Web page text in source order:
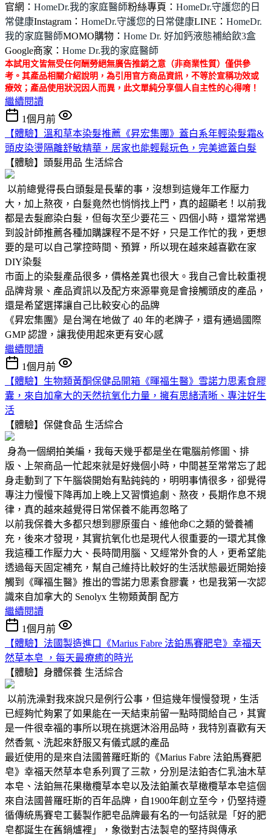
官網： HomeDr.我的家庭醫師粉絲專頁： HomeDr.守護您的日
常健康Instagram： HomeDr.守護您的日常健康LINE： HomeDr.
我的家庭醫師MOMO購物： Home Dr. 好加鈣液態補給飲3盒
Google商家： Home Dr.我的家庭醫師
本試用文皆無受任何酬勞絕無廣告推銷之意（非商業性質）僅供參
考。其產品相關介紹說明，為引用官方商品資訊，不等於宣稱功效或
療效；產品使用狀況因人而異，此文單純分享個人自主性的心得唷！
繼續閱讀
1個月前
【體驗】溫和草本染髮推薦《昇宏集團》蓋白系年輕染髮霜&
頭皮染燙隔離舒敏精華，居家也能輕鬆玩色，完美遮蓋白髮
【體驗】頭髮用品 生活綜合
以前總覺得長白頭髮是長輩的事，沒想到這幾年工作壓力
大，加上熬夜，白髮竟然也悄悄找上門，真的超顯老！以前我
都是去髮廊染白髮，但每次至少要花三、四個小時，還常常遇
到設計師推薦各種加購課程不是不好，只是工作忙的我，更想
要的是可以自己掌控時間、預算，所以現在越來越喜歡在家
DIY染髮
市面上的染髮產品很多，價格差異也很大。我自己會比較重視
品牌背景、產品資訊以及配方來源畢竟是會接觸頭皮的產品，
還是希望選擇讓自己比較安心的品牌
《昇宏集團》是台灣在地做了 40 年的老牌子，還有通過國際
GMP 認證，讓我使用起來更有安心感
繼續閱讀
1個月前
【體驗】生物類黃酮保健品開箱《暉福生醫》雪諾力思素食膠
囊，來自加拿大的天然抗氧化力量，擁有思緒清晰、專注好生
活
【體驗】保健食品 生活綜合
身為一個網拍美編，我每天幾乎都是坐在電腦前修圖、排
版、上架商品一忙起來就是好幾個小時，中間甚至常常忘了起
身走動到了下午腦袋開始有點鈍鈍的，明明事情很多，卻覺得
專注力慢慢下降再加上晚上又習慣追劇、熬夜，長期作息不規
律，真的越來越覺得日常保養不能再忽略了
以前我保養大多都只想到膠原蛋白、維他命C之類的營養補
充，後來才發現，其實抗氧化也是現代人很重要的一環尤其像
我這種工作壓力大、長時間用腦、又經常外食的人，更希望能
透過每天固定補充，幫自己維持比較好的生活狀態最近開始接
觸到《暉福生醫》推出的雪諾力思素食膠囊，也是我第一次認
識來自加拿大的 Senolyx 生物類黃酮 配方
繼續閱讀
1個月前
【體驗】法國製造進口《Marius Fabre 法鉑馬賽肥皂》幸福天
然草本皂 ，每天最療癒的時光
【體驗】身體保養 生活綜合
以前洗澡對我來說只是例行公事，但這幾年慢慢發現，生活
已經夠忙夠累了如果能在一天結束前留一點時間給自己，其實
是一件很幸福的事所以現在挑選沐浴用品時，我特別喜歡有天
然香氣、洗起來舒服又有儀式感的產品
最近使用的是來自法國普羅旺斯的《Marius Fabre 法鉑馬賽肥
皂》幸福天然草本皂系列買了三款，分別是法鉑杏仁乳油木草
本皂、法鉑無花果橄欖草本皂以及法鉑薰衣草橄欖草本皂這個
來自法國普羅旺斯的百年品牌，自1900年創立至今，仍堅持遵
循傳統馬賽皂工藝製作肥皂品牌最有名的一句話就是「好的肥
皂都誕生在舊鍋爐裡」，象徵對古法製皂的堅持與傳承